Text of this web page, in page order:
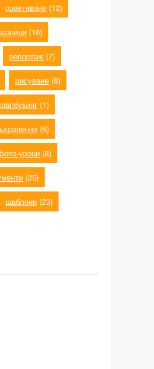
оцветяване (12)
(16)
репортаж (7)
рисуване (8)
(1)
(6)
уроци (8)
(25)
шаблони (23)